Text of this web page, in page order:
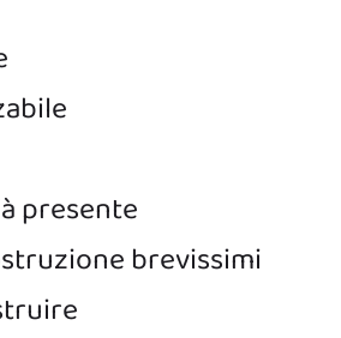
presente
brevissimi